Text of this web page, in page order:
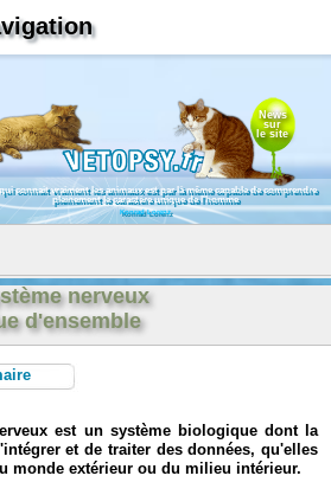
News
sur
le site
connait vraiment les animaux est par là même capable de comprendre
pleinement le caractère unique de l'homme
Konrad Lorenz
nerveux
d'ensemble
est un système biologique dont la
et de traiter des données, qu'elles
monde extérieur ou du milieu intérieur.